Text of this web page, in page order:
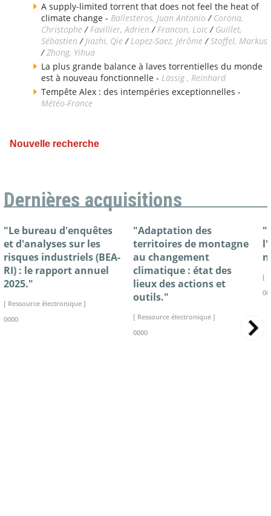
A supply-limited torrent that does not feel the heat of
climate change - Ballesteros, Juan Antonio / Corona,
Christophe/ Favillier, Adrien / Francon, Loïc/ Guillet,
Sébastien / Jiazhi, Qie/ Lopez-Saez, Jérôme/Stoffel, Markus
/Zhong, Yihua
La plus grande balance à laves torrentielles du monde
est à nouveau fonctionnelle - Lässig , Reinhard
Tempête Alex : des intempéries exceptionnelles -
Météo-France
Nouvelle recherche
Dernières acquisitions
"Le bureau d'enquêtes
et d'analyses sur les
risques industriels (BEA-
RI) : le rapport annuel
2025."
[ Ressource électronique ]
0000
"Adaptation des
territoires de montagne
au changement
climatique : état des
lieux des actions et
outils."
[ Ressource électronique ]
0000
[